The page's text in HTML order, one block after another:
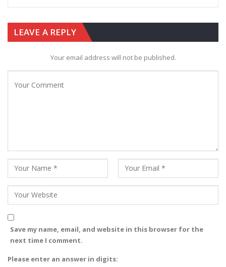
LEAVE A REPLY
Your email address will not be published.
Save my name, email, and website in this browser for the
next time I comment.
Please enter an answer in digits: